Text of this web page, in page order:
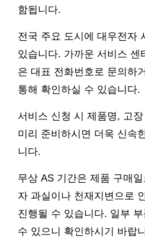
함됩니다.
전국 주요 도시에 대우전자
있습니다. 가까운 서비스 센
은 대표 전화번호로 문의하
통해 확인하실 수 있습니다.
서비스 신청 시 제품명, 고
미리 준비하시면 더욱 신속
니다.
무상 AS 기간은 제품 구매
자 과실이나 천재지변으로
진행될 수 있습니다. 일부
수 있으니 확인하시기 바랍